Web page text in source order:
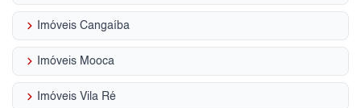
keyboard_arrow_right Imóveis Cangaíba
keyboard_arrow_right Imóveis Mooca
keyboard_arrow_right Imóveis Vila Ré